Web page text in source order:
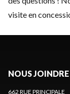
visite en
NOUS JOINDRE
662 RUE PRINCIPALE